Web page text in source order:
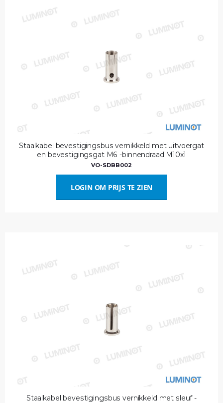
Staalkabel bevestigingsbus vernikkeld met uitvoergat
en bevestigingsgat M6 -binnendraad M10x1
VO-SDBB002
LOGIN OM PRIJS TE ZIEN
Staalkabel bevestigingsbus vernikkeld met sleuf -